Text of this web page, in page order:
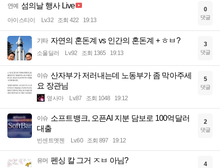
연예 섬의날 행사 Live
아이스티이 Lv.32 조회 422 19:13
0
댓글
기타 자연의 혼돈계 vs 인간의 혼돈계 + ㅎㅂ?
소울딜러 Lv.92 조회 1365 19:13
3
댓글
이슈 산자부가 저러내는데 노동부가 좀 막아주세
요 장관님
옆사마 Lv.87 조회 1048 19:12
5
댓글
이슈 소프트뱅크, 오픈AI 지분 담보로 100억달러
대출
빈센트멧젠 Lv.60 조회 897 19:12
2
댓글
유머 펜싱 칼 그거 ㅈㅂ 아님? 4